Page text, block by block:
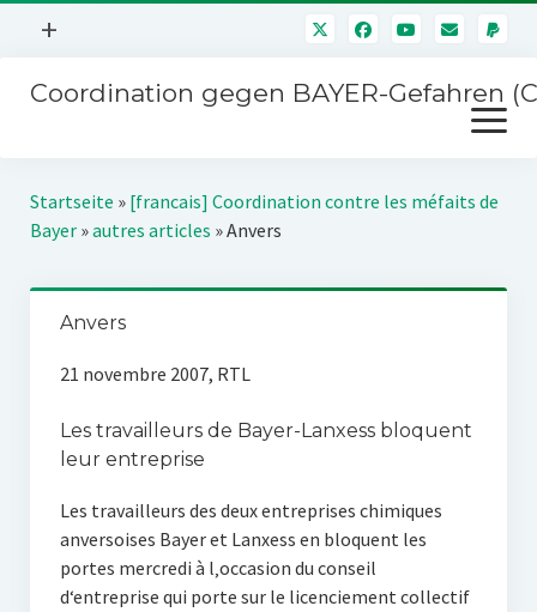
Menü
+
Mitmachen
Über uns
Impressum
Coordination gegen BAYER-Gefahren
Menü
öffnen
Kampagnen
Startseite » [francais] Coordination contre les méfaits de
Bayer»autres articles »Anvers
Anvers
21 novembre 2007, RTL
Les travailleurs de Bayer-Lanxess bloquent
leur entreprise
Les travailleurs des deux entreprises chimiques
anversoises Bayer et Lanxess en bloquent les
portes mercredi à l‚occasion du conseil
d‘entreprise qui porte sur le licenciement collectif